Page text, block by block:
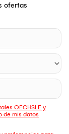
ofertas
OECHSLE y
de mis datos